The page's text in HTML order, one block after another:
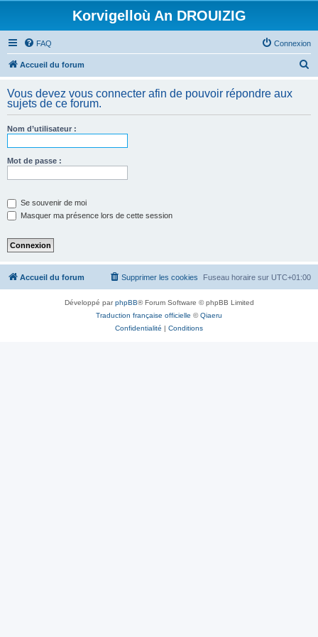
Korvigelloù An DROUIZIG
FAQ Connexion
Accueil du forum
h
Vous devez vous connecter afin de pouvoir répondre aux
sujets de ce forum.
Nom d’utilisateur :
Mot de passe :
Se souvenir de moi
Masquer ma présence lors de cette session
Accueil du forum Fuseau horaire sur UTC+01:00
Supprimer les cookies
Développé parphpBB® Forum Software © phpBB Limited
Traduction française officielle ©Qiaeru
Confidentialité | Conditions